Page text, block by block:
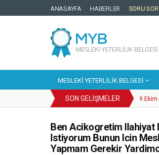
ANASAYFA HABERLER SORU SOR
MESLEKI YETERLILIK BELGESI
SON GELIŞMELER 9 Ekim
25
25
14
Ben Acikogretim Ilahiyat
Istiyorum Bunun Icin
Yapmam Gerekir